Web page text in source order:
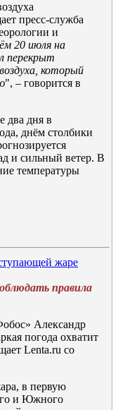
пресс-служба
и
20 июля на
перекрыт
который
", – говорится в
два дня в
днём столбики
и сильный ветер. В
температуры
жаре
правила
Александр
погода охватит
Lenta.ru со
в первую
и Южного